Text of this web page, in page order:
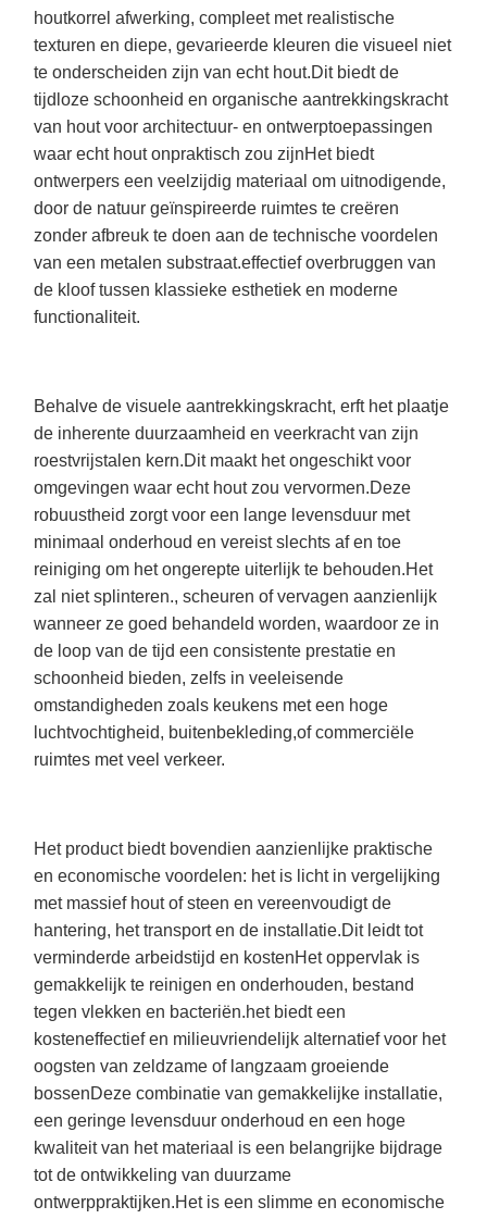
houtkorrel afwerking, compleet met realistische
texturen en diepe, gevarieerde kleuren die visueel niet
te onderscheiden zijn van echt hout.Dit biedt de
tijdloze schoonheid en organische aantrekkingskracht
van hout voor architectuur- en ontwerptoepassingen
waar echt hout onpraktisch zou zijnHet biedt
ontwerpers een veelzijdig materiaal om uitnodigende,
door de natuur geïnspireerde ruimtes te creëren
zonder afbreuk te doen aan de technische voordelen
van een metalen substraat.effectief overbruggen van
de kloof tussen klassieke esthetiek en moderne
functionaliteit.
Behalve de visuele aantrekkingskracht, erft het plaatje
de inherente duurzaamheid en veerkracht van zijn
roestvrijstalen kern.Dit maakt het ongeschikt voor
omgevingen waar echt hout zou vervormen.Deze
robuustheid zorgt voor een lange levensduur met
minimaal onderhoud en vereist slechts af en toe
reiniging om het ongerepte uiterlijk te behouden.Het
zal niet splinteren., scheuren of vervagen aanzienlijk
wanneer ze goed behandeld worden, waardoor ze in
de loop van de tijd een consistente prestatie en
schoonheid bieden, zelfs in veeleisende
omstandigheden zoals keukens met een hoge
luchtvochtigheid, buitenbekleding,of commerciële
ruimtes met veel verkeer.
Het product biedt bovendien aanzienlijke praktische
en economische voordelen: het is licht in vergelijking
met massief hout of steen en vereenvoudigt de
hantering, het transport en de installatie.Dit leidt tot
verminderde arbeidstijd en kostenHet oppervlak is
gemakkelijk te reinigen en onderhouden, bestand
tegen vlekken en bacteriën.het biedt een
kosteneffectief en milieuvriendelijk alternatief voor het
oogsten van zeldzame of langzaam groeiende
bossenDeze combinatie van gemakkelijke installatie,
een geringe levensduur onderhoud en een hoge
kwaliteit van het materiaal is een belangrijke bijdrage
tot de ontwikkeling van duurzame
ontwerppraktijken.Het is een slimme en economische